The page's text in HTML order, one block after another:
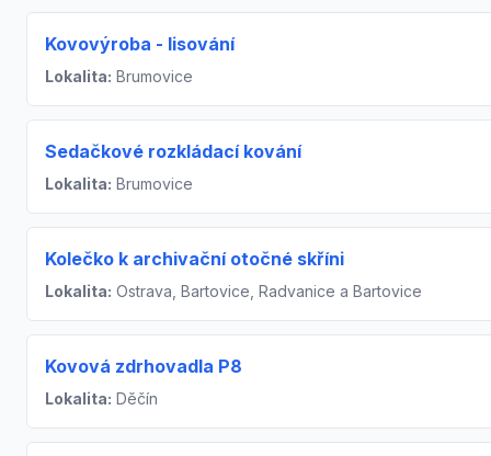
Kovovýroba - lisování
Lokalita: Brumovice
Sedačkové rozkládací kování
Lokalita: Brumovice
Kolečko k archivační otočné skříni
Lokalita: Ostrava, Bartovice, Radvanice a Bartovice
Kovová zdrhovadla P8
Lokalita: Děčín